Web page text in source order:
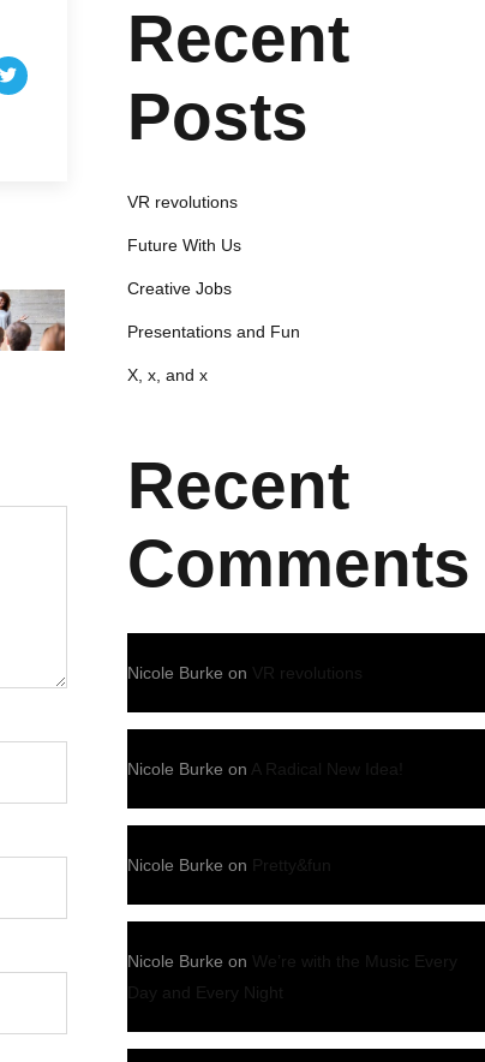
Recent
Posts
VR revolutions
Future With Us
Creative Jobs
Presentations and Fun
X, x, and x
Recent
Comments
Nicole Burke on VR revolutions
Nicole Burke on A Radical New Idea!
Nicole Burke on Pretty&fun
Nicole Burke on We’re with the Music Every
Day and Every Night